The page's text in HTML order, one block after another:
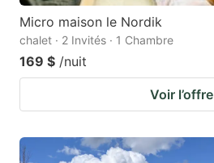
Micro maison le Nordik
chalet · 2 Invités · 1 Chambre
169 $ /nuit
Voir l’offre